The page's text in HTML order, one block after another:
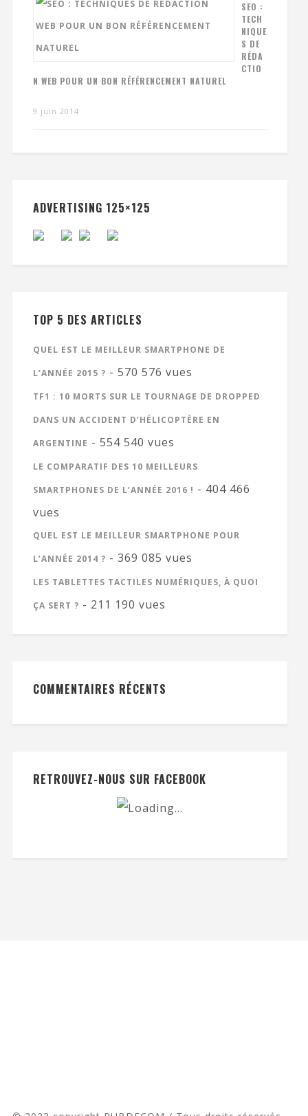
SEO :
TECH
NIQUE
S DE
RÉDA
CTIO
N WEB POUR UN BON RÉFÉRENCEMENT NATUREL
9 juin 2014
ADVERTISING 125×125
TOP 5 DES ARTICLES
QUEL EST LE MEILLEUR SMARTPHONE DE
L’ANNÉE 2015 ? - 570 576 vues
TF1 : 10 MORTS SUR LE TOURNAGE DE DROPPED
DANS UN ACCIDENT D’HÉLICOPTÈRE EN
ARGENTINE - 554 540 vues
LE COMPARATIF DES 10 MEILLEURS
SMARTPHONES DE L’ANNÉE 2016 ! - 404 466
vues
QUEL EST LE MEILLEUR SMARTPHONE POUR
L’ANNÉE 2014 ? - 369 085 vues
LES TABLETTES TACTILES NUMÉRIQUES, À QUOI
ÇA SERT ? - 211 190 vues
COMMENTAIRES RÉCENTS
RETROUVEZ-NOUS SUR FACEBOOK